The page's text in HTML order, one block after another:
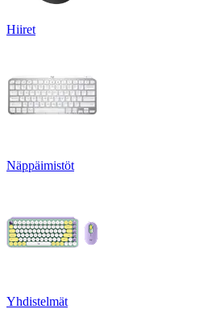
Hiiret
Näppäimistöt
Yhdistelmät